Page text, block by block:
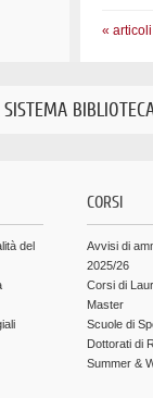
«
SISTEMA
del
CORSI
Avvisi di
2025/26
Corsi di
Master
Scuole di
Dottorati di
Summer &